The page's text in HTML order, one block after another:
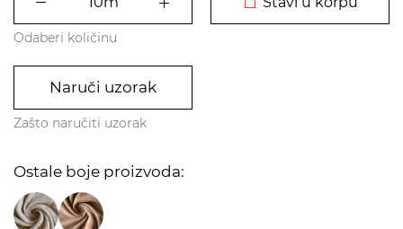
Odaberi količinu
Naruči uzorak
Zašto naručiti uzorak
Ostale boje proizvoda: